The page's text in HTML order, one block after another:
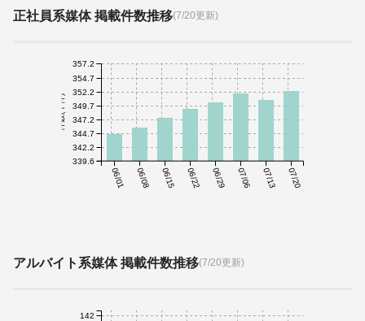
正社員系媒体 掲載件数推移(7/20更新)
06/01 06/08 06/15 06/22 06/29 07/06 07/13 07/20
件数(千件)
339.6
342.2
344.7
347.2
349.7
352.2
354.7
357.2
アルバイト系媒体 掲載件数推移(7/20更新)
142